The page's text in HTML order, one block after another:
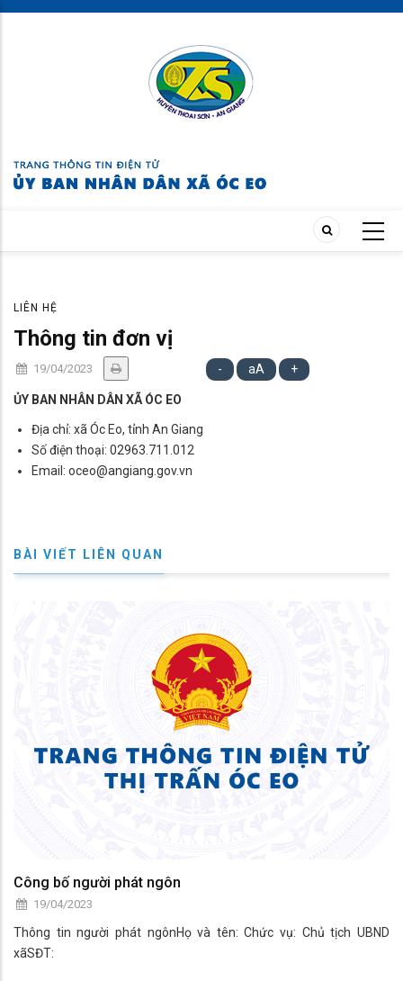
Skip
LIÊN HỆ
Thông tin đơn vị
19/04/2023 - aA +
ỦY BAN NHÂN DÂN XÃ ÓC EO
Địa chỉ: xã Óc Eo, tỉnh An Giang
Số điện thoại: 02963.711.012
Email: oceo@angiang.gov.vn
BÀI VIẾT LIÊN QUAN
Công bố người phát ngôn
19/04/2023
Thông tin người phát ngônHọ và tên: Chức vụ: Chủ tịch UBND
xãSĐT: